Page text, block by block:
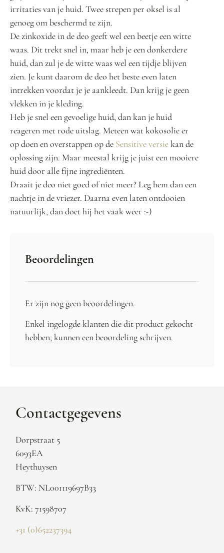
irritaties van je huid. Twee strepen per oksel is al
genoeg om beschermd te zijn.
De zinkoxide in de deo geeft wel een beetje een witte
waas. Dit trekt snel in, maar heb je een donkerdere
huid, dan zul je de witte waas wel een tijdje blijven
zien. Je kunt daarom de deo het beste even laten
intrekken voordat je je aankleedt. Dan krijg je geen
vlekken in je kleding.
Heb je snel een gevoelige huid, dan kan je huid
reageren met rode uitslag. Meteen wat kokosolie er
op doen en overstappen op de Sensitive versiekan de
oplossing zijn. Maar meestal krijg je juist een mooiere
huid door alle fijne ingrediënten.
Draait je deo niet goed of niet meer? Leg hem dan een
nachtje in de vriezer. Daarna even laten ontdooien
natuurlijk, dan doet hij het vaak weer :-)
Beoordelingen
Er zijn nog geen beoordelingen.
Enkel ingelogde klanten die dit product gekocht
hebben, kunnen een beoordeling schrijven.
Contactgegevens
Dorpstraat 5
6093EA
Heythuysen
BTW: NL001119697B33
KvK: 71598707
+31 (0)652237394